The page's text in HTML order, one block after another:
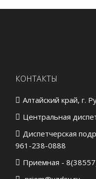
КОНТАКТЫ
Алтайский край, г.
Центральная
Диспетчерская
961-238-0888
Приемная -